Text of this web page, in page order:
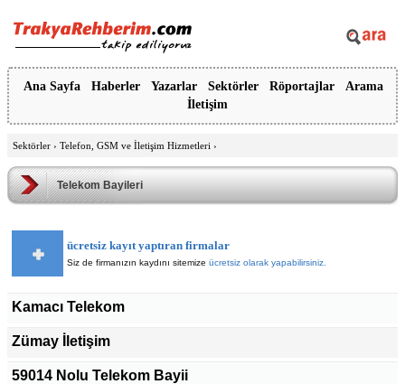
Ana Sayfa Haberler Yazarlar Sektörler Röportajlar
Arama
İletişim
Sektörler › Telefon, GSM ve İletişim Hizmetleri ›
Telekom Bayileri
ücretsiz kayıt yaptıran firmalar
Siz de firmanızın kaydını sitemize ücretsiz olarak yapabilirsiniz.
Kamacı Telekom
Zümay İletişim
59014 Nolu Telekom Bayii